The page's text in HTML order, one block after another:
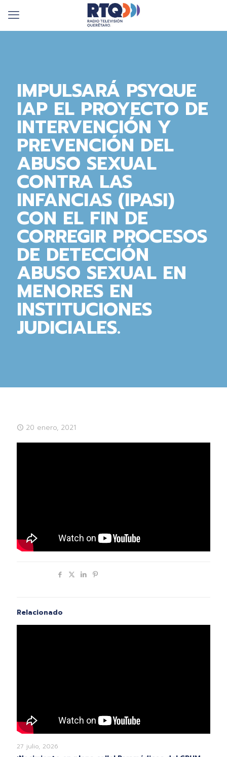
IMPULSARÁ PSYQUE
IAP EL PROYECTO DE
INTERVENCIÓN Y
PREVENCIÓN DEL
ABUSO SEXUAL
CONTRA LAS
INFANCIAS (IPASI)
CON EL FIN DE
CORREGIR PROCESOS
DE DETECCIÓN
ABUSO SEXUAL EN
MENORES EN
INSTITUCIONES
JUDICIALES.
20 enero, 2021
Relacionado
27 julio, 2026